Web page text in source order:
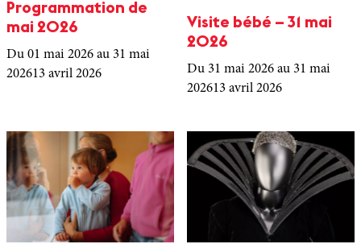
Programmation de
mai 2026
Du 01 mai 2026 au 31 mai
202613 avril 2026
Visite bébé – 31 mai
2026
Du 31 mai 2026 au 31 mai
202613 avril 2026